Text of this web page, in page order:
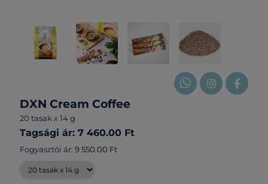
DXN Cream Coffee
20 tasak x 14 g
Tagsági ár: 7 460.00 Ft
Fogyasztói ár: 9 550.00 Ft